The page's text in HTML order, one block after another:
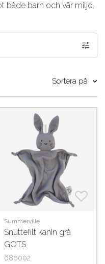
både barn och vår miljö.
Sortera på
Summerville
Snuttefilt kanin grå
GOTS
680002